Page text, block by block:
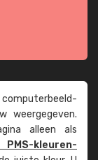
weer­gegeven.
alleen als
PMS-kleuren­